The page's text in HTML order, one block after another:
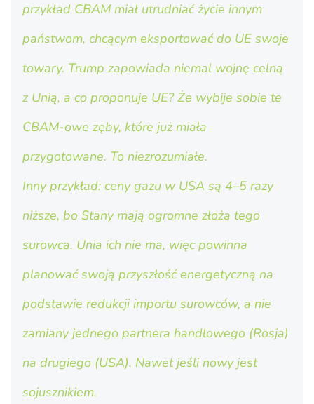
przykład CBAM miał utrudniać życie innym
państwom, chcącym eksportować do UE swoje
towary. Trump zapowiada niemal wojnę celną
z Unią, a co proponuje UE? Że wybije sobie te
CBAM-owe zęby, które już miała
przygotowane. To niezrozumiałe.
Inny przykład: ceny gazu w USA są 4–5 razy
niższe, bo Stany mają ogromne złoża tego
surowca. Unia ich nie ma, więc powinna
planować swoją przyszłość energetyczną na
podstawie redukcji importu surowców, a nie
zamiany jednego partnera handlowego (Rosja)
na drugiego (USA). Nawet jeśli nowy jest
sojusznikiem.